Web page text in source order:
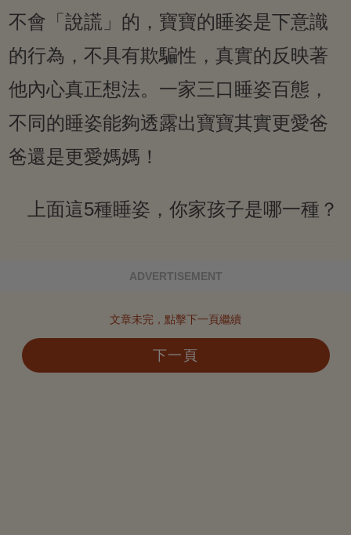
不會「說謊」的，寶寶的睡姿是下意識
的行為，不具有欺騙性，真實的反映著
他內心真正想法。一家三口睡姿百態，
不同的睡姿能夠透露出寶寶其實更愛爸
爸還是更愛媽媽！
上面這5種睡姿，你家孩子是哪一種？
ADVERTISEMENT
文章未完，點擊下一頁繼續
下一頁